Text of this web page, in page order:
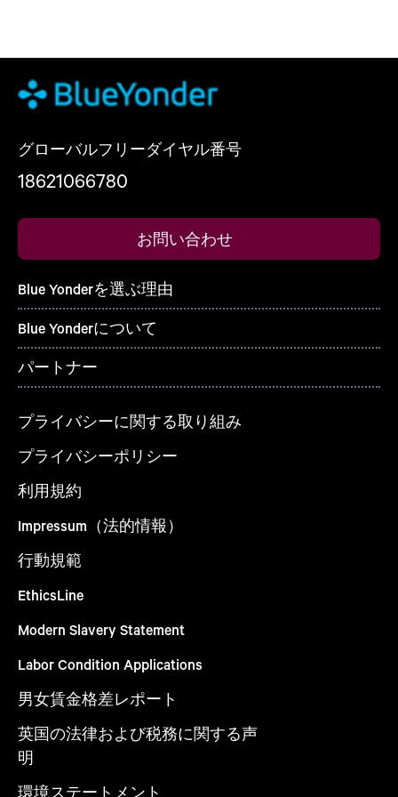
グローバルフリーダイヤル番号
18621066780
お問い合わせ
Blue Yonderを選ぶ理由
Blue Yonderについて
パートナー
プライバシーに関する取り組み
プライバシーポリシー
利用規約
Impressum（法的情報）
行動規範
EthicsLine
Modern Slavery Statement
Labor Condition Applications
男女賃金格差レポート
英国の法律および税務に関する声
明
環境ステートメント